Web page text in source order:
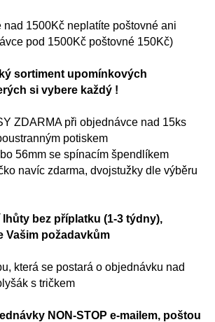
nad 1500Kč neplatíte poštovné ani
pod 1500Kč poštovné 150Kč)
sortiment upomínkových
si vybere každý !
ZDARMA při objednávce nad 15ks
potiskem
56mm se spínacím špendlíkem
navíc zdarma, dvojstužky dle výběru
bez příplatku (1-3 týdny),
Vašim požadavkům
která se postará o objednávku nad
s tričkem
NON-STOP e-mailem, poštou